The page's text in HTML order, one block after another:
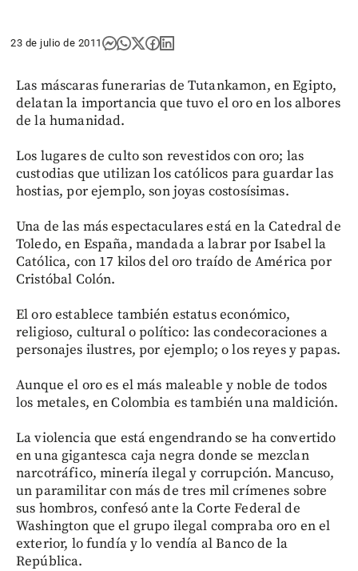
23 de julio de 2011
Las máscaras funerarias de Tutankamon, en Egipto,
delatan la importancia que tuvo el oro en los albores
de la humanidad.
Los lugares de culto son revestidos con oro; las
custodias que utilizan los católicos para guardar las
hostias, por ejemplo, son joyas costosísimas.
Una de las más espectaculares está en la Catedral de
Toledo, en España, mandada a labrar por Isabel la
Católica, con 17 kilos del oro traído de América por
Cristóbal Colón.
El oro establece también estatus económico,
religioso, cultural o político: las condecoraciones a
personajes ilustres, por ejemplo; o los reyes y papas.
Aunque el oro es el más maleable y noble de todos
los metales, en Colombia es también una maldición.
La violencia que está engendrando se ha convertido
en una gigantesca caja negra donde se mezclan
narcotráfico, minería ilegal y corrupción. Mancuso,
un paramilitar con más de tres mil crímenes sobre
sus hombros, confesó ante la Corte Federal de
Washington que el grupo ilegal compraba oro en el
exterior, lo fundía y lo vendía al Banco de la
República.